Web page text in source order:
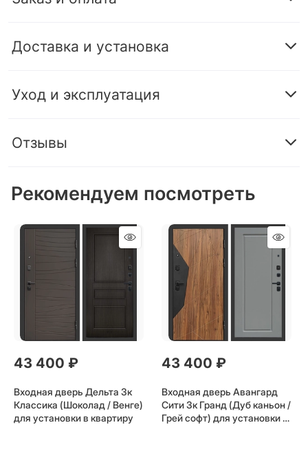
Доставка и установка
Уход и эксплуатация
Отзывы
Рекомендуем посмотреть
43 400 ₽
Входная дверь Дельта 3к
Классика (Шоколад / Венге)
для установки в квартиру
43 400 ₽
Входная дверь Авангард
Сити 3к Гранд (Дуб каньон /
Грей софт) для установки в